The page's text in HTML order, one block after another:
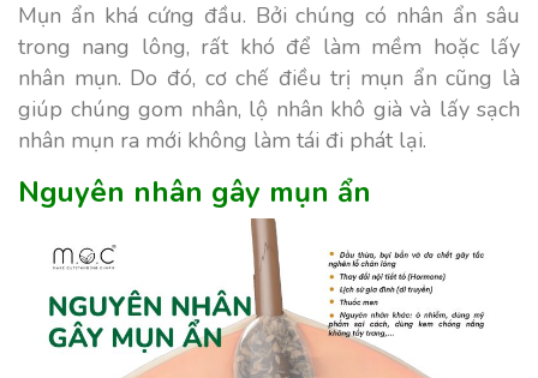
Mụn ẩn khá cứng đầu. Bởi chúng có nhân ẩn sâu
trong nang lông, rất khó để làm mềm hoặc lấy
nhân mụn. Do đó, cơ chế điều trị mụn ẩn cũng là
giúp chúng gom nhân, lộ nhân khô già và lấy sạch
nhân mụn ra mới không làm tái đi phát lại.
Nguyên nhân gây mụn ẩn